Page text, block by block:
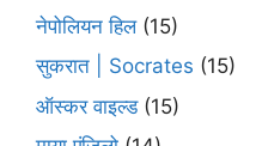
नेपोलियन हिल(15)
सुकरात | Socrates (15)
ऑस्कर वाइल्ड(15)